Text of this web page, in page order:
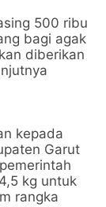
500 ribu
bagi agak
diberikan
kepada
Garut
kg untuk
rangka